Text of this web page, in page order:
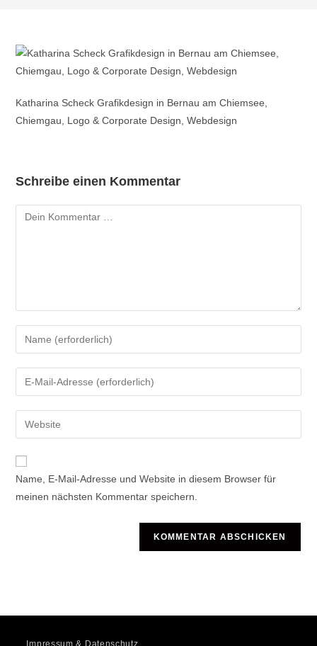
Katharina Scheck Grafikdesign in Bernau am Chiemsee,
Chiemgau, Logo & Corporate Design, Webdesign
Schreibe einen Kommentar
Kommentar
deinen
Namen
oder
zum
Kommentieren
ein
deine
E-
Mail-
zum
Kommentieren
ein
deine
Website-
Name, E-Mail-Adresse und Website in diesem Browser für
meinen nächsten Kommentar speichern.
Impressum & Datenschutz